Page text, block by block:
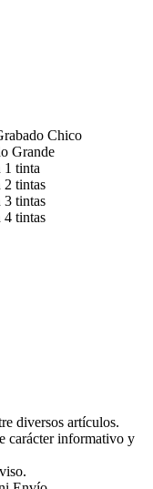
Chico
Grande
1 tinta
2 tintas
3 tintas
4 tintas
diversos artículos.
carácter informativo y